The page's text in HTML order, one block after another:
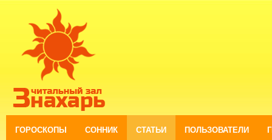
ГОРОСКОПЫ СОННИК СТАТЬИ ПОЛЬЗОВАТЕЛИ